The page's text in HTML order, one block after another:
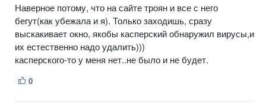
Наверное потому, что на сайте троян и все с него
бегут(как убежала и я). Только заходишь, сразу
выскакивает окно, якобы касперский обнаружил вирусы,и
их естественно надо удалить)))
касперского-то у меня нет..не было и не будет.
0